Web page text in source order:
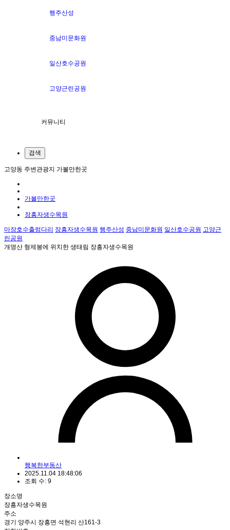
행주산성
중남미문화원
일산호수공원
고양근린공원
커뮤니티
검색
고양동 주변관광지 가볼만한곳
가볼만한곳
장흥자생수목원
마장호수출렁다리 장흥자생수목원 행주산성 중남미문화원 일산호수공원 고양근
린공원
개명산 형제봉에 위치한 생태림 장흥자생수목원
행복한부동산
2025.11.04 18:48:06
조회 수: 9
장소명
장흥자생수목원
주소
경기 양주시 장흥면 석현리 산161-3